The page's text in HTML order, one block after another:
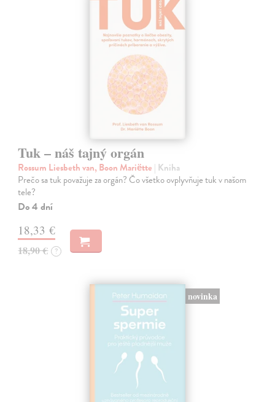
Tuk – náš tajný orgán
Rossum Liesbeth van, Boon Mariëtte | Kniha
Prečo sa tuk považuje za orgán? Čo všetko ovplyvňuje tuk v našom
tele?
Do 4 dní
18,33 €
18,90 € ?
novinka